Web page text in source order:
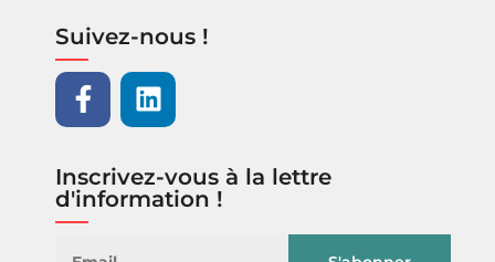
Suivez-nous !
Inscrivez-vous à la lettre
d'information !